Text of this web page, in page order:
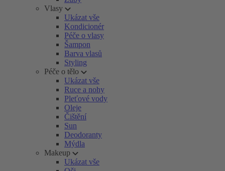
Vlasy
Ukázat vše
Kondicionér
Péče o vlasy
Šampon
Barva vlasů
Styling
Péče o tělo
Ukázat vše
Ruce a nohy
Pleťové vody
Oleje
Čištění
Sun
Deodoranty
Mýdla
Makeup
Ukázat vše